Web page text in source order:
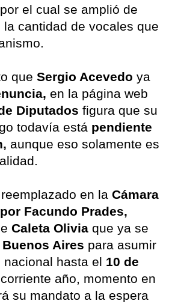
por el cual se amplió de
la cantidad de vocales que
que Sergio Acevedo ya
en la página web
Diputados figura que su
todavía está pendiente
aunque eso solamente es
en la Cámara
Facundo Prades,
Caleta Olivia que ya se
Buenos Aires para asumir
hasta el 10 de
año, momento en
su mandato a la espera